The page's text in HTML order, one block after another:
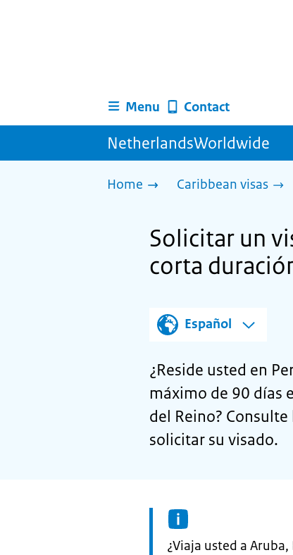
Menu Contact
NetherlandsWorldwide
Home Caribbean visas
Solicitar un
corta
Español
¿Reside usted en
máximo de 90 días
del Reino?
solicitar su visado.
Informatie:
¿Viaja usted a